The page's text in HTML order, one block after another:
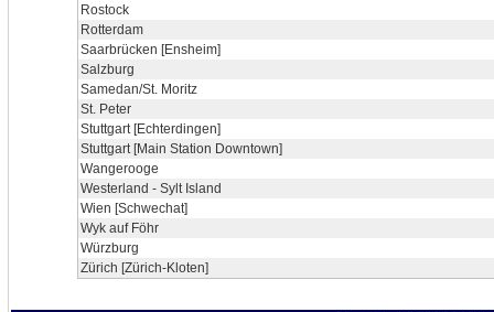
Rostock
Rotterdam
Saarbrücken [Ensheim]
Salzburg
Samedan/St. Moritz
St. Peter
Stuttgart [Echterdingen]
Stuttgart [Main Station Downtown]
Wangerooge
Westerland - Sylt Island
Wien [Schwechat]
Wyk auf Föhr
Würzburg
Zürich [Zürich-Kloten]